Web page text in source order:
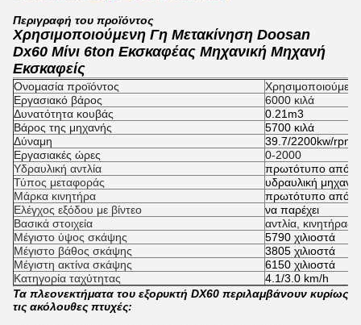
Περιγραφή του προϊόντος
Χρησιμοποιούμενη Γη Μετακίνηση Doosan
Dx60 Μίνι 6ton Εκσκαφέας Μηχανική Μηχανή
Εκσκαφείς
Ονομασία προϊόντος
Εργασιακό βάρος
6000 κιλά
Δυνατότητα κουβάς
0.21m3
Βάρος της μηχανής
5700 κιλά
Δύναμη
39.7/2200kw/rpm
Εργασιακές ώρες
0-2000
Υδραυλική αντλία
πρωτότυπο από
Τύπος μεταφοράς
υδραυλική
Μάρκα κινητήρα
πρωτότυπο από
Ελέγχος εξόδου με βίντεο
να παρέχει
Βασικά στοιχεία
αντλία, κινητήρας,
Μέγιστο ύψος σκάψης
5790 χιλιοστά
Μέγιστο βάθος σκάψης
3805 χιλιοστά
Μέγιστη ακτίνα σκάψης
6150 χιλιοστά
Κατηγορία ταχύτητας
4.1/3.0 km/h
Τα πλεονεκτήματα του εξορυκτή DX60 περιλαμβάνουν κυρίως
τις ακόλουθες πτυχές: